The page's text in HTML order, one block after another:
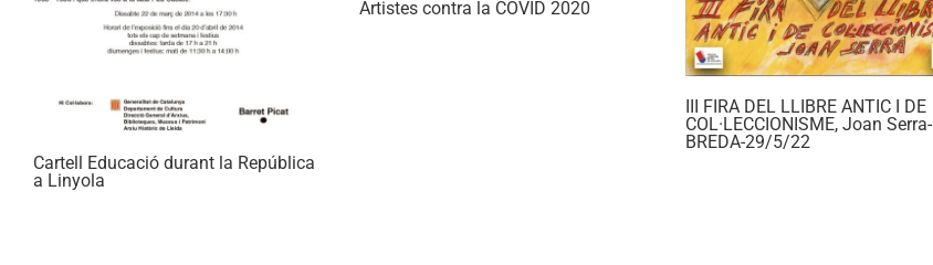
Cartell Educació durant la República
a Linyola
Artistes contra la COVID 2020
III FIRA DEL LLIBRE ANTIC I DE
COL·LECCIONISME, Joan Serra-
BREDA-29/5/22